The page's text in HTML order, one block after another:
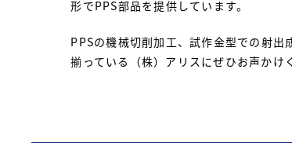
形でPPS部品を提供しています。
PPSの機械切削加工、試作金型での射
揃っている（株）アリスにぜひお声かけ